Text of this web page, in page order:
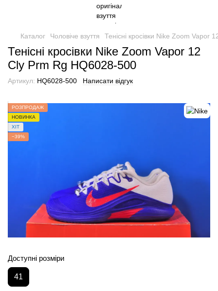
Каталог Чоловіче взуття Тенісні кросівки Nike Zoom Vapor
Тенісні кросівки Nike Zoom Vapor 12
Cly Prm Rg HQ6028-500
Артикул: HQ6028-500 Написати відгук
РОЗПРОДАЖ
НОВИНКА
ХІТ
−39%
Доступні розміри
41